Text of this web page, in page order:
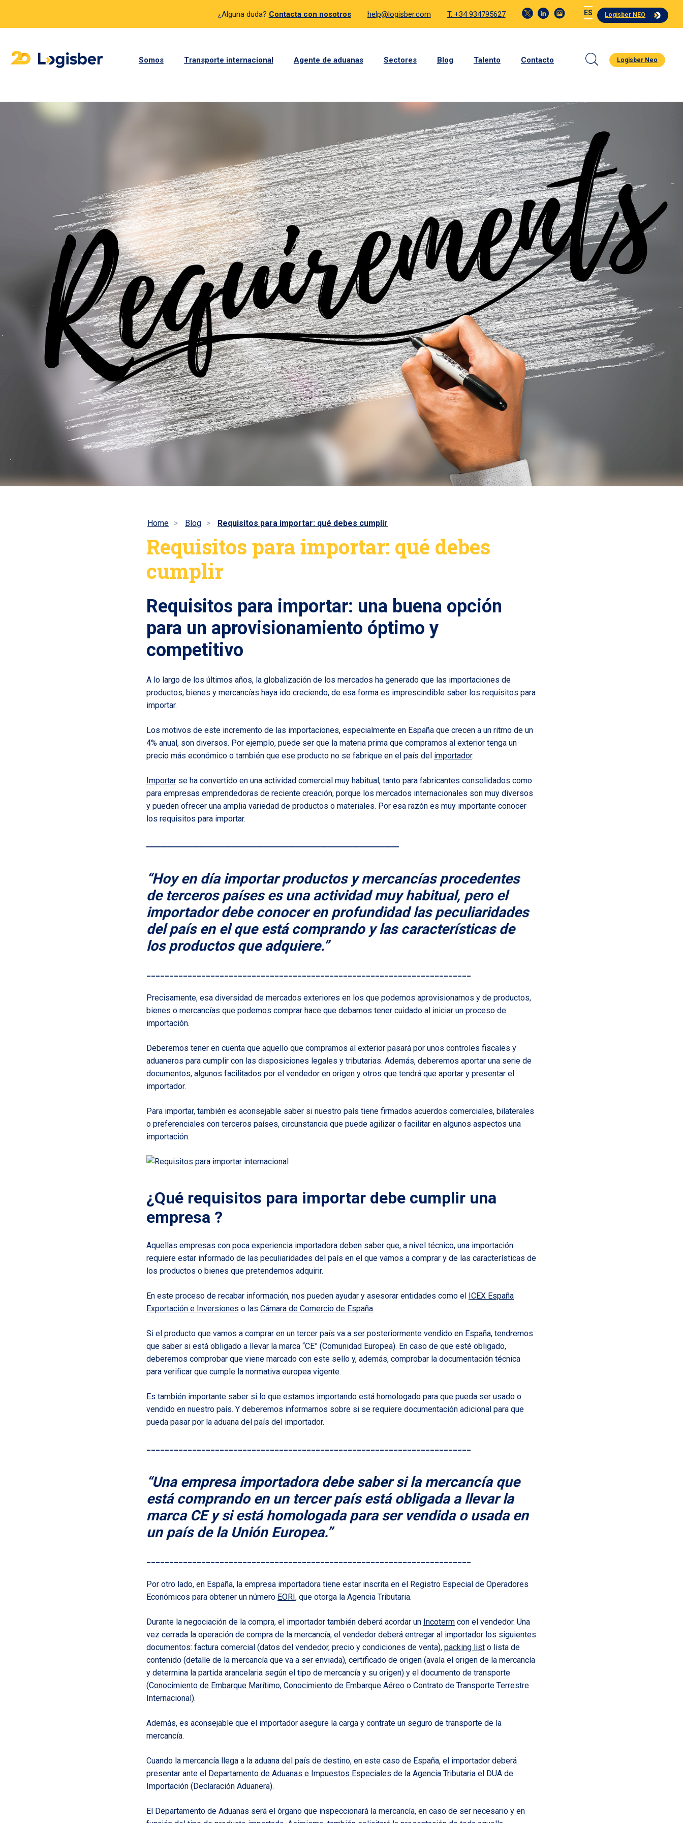
¿Alguna duda? Contacta con nosotros help@logisber.com T. +34 934795627 ES Logisber NEO
Somos Transporte internacional Agente de aduanas Sectores Blog Talento Contacto Logisber Neo
Home Blog Requisitos para importar: qué debes cumplir
Requisitos para importar: qué debes
cumplir
Requisitos para importar: una buena opción
para un aprovisionamiento óptimo y
competitivo
A lo largo de los últimos años, la globalización de los mercados ha generado que las importaciones de
productos, bienes y mercancías haya ido creciendo, de esa forma es imprescindible saber los requisitos para
importar.
Los motivos de este incremento de las importaciones, especialmente en España que crecen a un ritmo de un
4% anual, son diversos. Por ejemplo, puede ser que la materia prima que compramos al exterior tenga un
precio más económico o también que ese producto no se fabrique en el país del importador.
Importar se ha convertido en una actividad comercial muy habitual, tanto para fabricantes consolidados como
para empresas emprendedoras de reciente creación, porque los mercados internacionales son muy diversos
y pueden ofrecer una amplia variedad de productos o materiales. Por esa razón es muy importante conocer
los requisitos para importar.
“Hoy en día importar productos y mercancías procedentes
de terceros países es una actividad muy habitual, pero el
importador debe conocer en profundidad las peculiaridades
del país en el que está comprando y las características de
los productos que adquiere.”
Precisamente, esa diversidad de mercados exteriores en los que podemos aprovisionarnos y de productos,
bienes o mercancías que podemos comprar hace que debamos tener cuidado al iniciar un proceso de
importación.
Deberemos tener en cuenta que aquello que compramos al exterior pasará por unos controles fiscales y
aduaneros para cumplir con las disposiciones legales y tributarias. Además, deberemos aportar una serie de
documentos, algunos facilitados por el vendedor en origen y otros que tendrá que aportar y presentar el
importador.
Para importar, también es aconsejable saber si nuestro país tiene firmados acuerdos comerciales, bilaterales
o preferenciales con terceros países, circunstancia que puede agilizar o facilitar en algunos aspectos una
importación.
¿Qué requisitos para importar debe cumplir una
empresa ?
Aquellas empresas con poca experiencia importadora deben saber que, a nivel técnico, una importación
requiere estar informado de las peculiaridades del país en el que vamos a comprar y de las características de
los productos o bienes que pretendemos adquirir.
En este proceso de recabar información, nos pueden ayudar y asesorar entidades como el ICEX España
Exportación e Inversiones o las Cámara de Comercio de España.
Si el producto que vamos a comprar en un tercer país va a ser posteriormente vendido en España, tendremos
que saber si está obligado a llevar la marca “CE” (Comunidad Europea). En caso de que esté obligado,
deberemos comprobar que viene marcado con este sello y, además, comprobar la documentación técnica
para verificar que cumple la normativa europea vigente.
Es también importante saber si lo que estamos importando está homologado para que pueda ser usado o
vendido en nuestro país. Y deberemos informarnos sobre si se requiere documentación adicional para que
pueda pasar por la aduana del país del importador.
“Una empresa importadora debe saber si la mercancía que
está comprando en un tercer país está obligada a llevar la
marca CE y si está homologada para ser vendida o usada en
un país de la Unión Europea.”
Por otro lado, en España, la empresa importadora tiene estar inscrita en el Registro Especial de Operadores
Económicos para obtener un número EORI, que otorga la Agencia Tributaria.
Durante la negociación de la compra, el importador también deberá acordar un Incoterm con el vendedor. Una
vez cerrada la operación de compra de la mercancía, el vendedor deberá entregar al importador los siguientes
documentos: factura comercial (datos del vendedor, precio y condiciones de venta), packing list o lista de
contenido (detalle de la mercancía que va a ser enviada), certificado de origen (avala el origen de la mercancía
y determina la partida arancelaria según el tipo de mercancía y su origen) y el documento de transporte
(Conocimiento de Embarque Marítimo, Conocimiento de Embarque Aéreo o Contrato de Transporte Terrestre
Internacional).
Además, es aconsejable que el importador asegure la carga y contrate un seguro de transporte de la
mercancía.
Cuando la mercancía llega a la aduana del país de destino, en este caso de España, el importador deberá
presentar ante el Departamento de Aduanas e Impuestos Especiales de la Agencia Tributaria el DUA de
Importación (Declaración Aduanera).
El Departamento de Aduanas será el órgano que inspeccionará la mercancía, en caso de ser necesario y en